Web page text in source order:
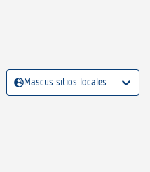
Mascus sitios locales